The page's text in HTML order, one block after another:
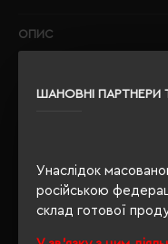
ШАНОВНІ ПАРТНЕРИ
Унаслідок
російською
склад готової
ОПИС
РЕКОМЕНДУЄМО